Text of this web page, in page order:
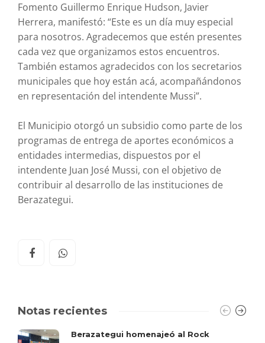
Fomento Guillermo Enrique Hudson, Javier
Herrera, manifestó: “Este es un día muy especial
para nosotros. Agradecemos que estén presentes
cada vez que organizamos estos encuentros.
También estamos agradecidos con los secretarios
municipales que hoy están acá, acompañándonos
en representación del intendente Mussi”.
El Municipio otorgó un subsidio como parte de los
programas de entrega de aportes económicos a
entidades intermedias, dispuestos por el
intendente Juan José Mussi, con el objetivo de
contribuir al desarrollo de las instituciones de
Berazategui.
Notas recientes
Berazategui homenajeó al Rock